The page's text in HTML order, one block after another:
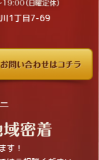
1丁目7-69
す！